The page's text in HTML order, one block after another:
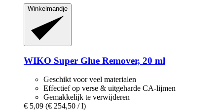
Winkelmandje
WIKO Super Glue Remover, 20 ml
Geschikt voor veel materialen
Effectief op verse & uitgeharde CA-lijmen
Gemakkelijk te verwijderen
€ 5,09 (€ 254,50 / l)